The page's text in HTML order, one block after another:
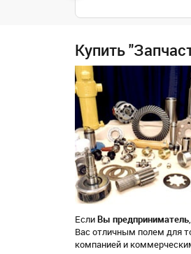
Купить
Если Вы предприниматель
Вас отличным полем для
компанией и